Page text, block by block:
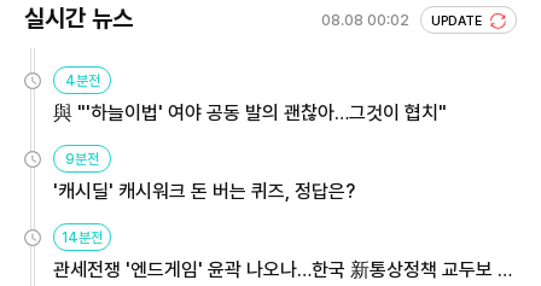
실시간 뉴스 08.08 00:02 UPDATE
4분전
與 "'하늘이법' 여야 공동 발의 괜찮아…그것이 협치"
9분전
'캐시딜' 캐시워크 돈 버는 퀴즈, 정답은?
14분전
관세전쟁 '엔드게임' 윤곽 나오나…한국 新통상정책 교두보 활